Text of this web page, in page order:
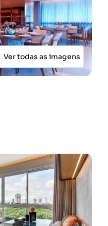
Ver todas as imagens